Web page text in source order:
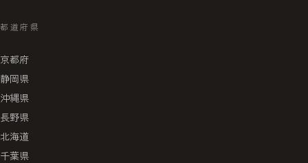
都道府県
京都府
静岡県
沖縄県
長野県
北海道
千葉県